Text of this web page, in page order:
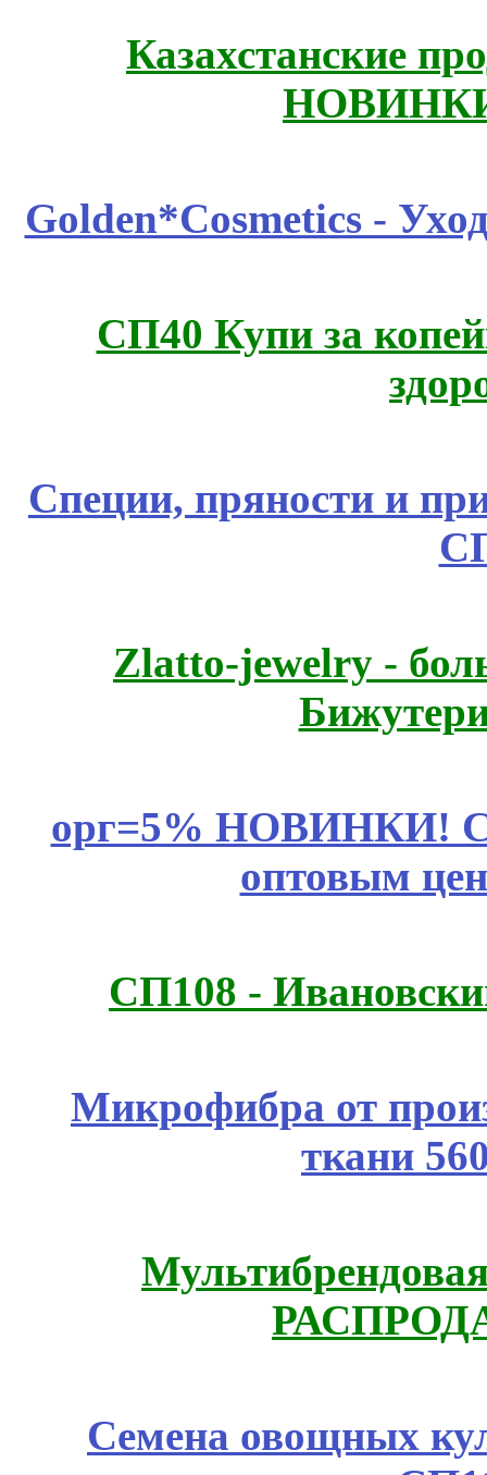
Казахстанские
Golden*Cosmetics -
СП40 Купи за
Специи, пряности и
Zlatto-jewelry -
орг=5% НОВИНКИ!
оптовым
СП108 -
Микрофибра от
ткани
Семена овощных